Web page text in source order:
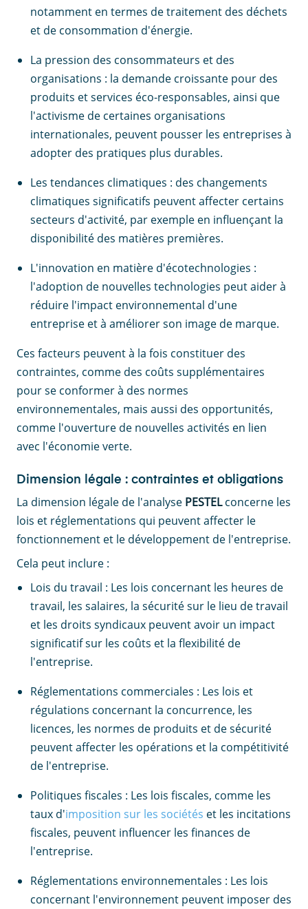
notamment en termes de traitement des déchets
et de consommation d'énergie.
La pression des consommateurs et des
organisations : la demande croissante pour des
produits et services éco-responsables, ainsi que
l'activisme de certaines organisations
internationales, peuvent pousser les entreprises à
adopter des pratiques plus durables.
Les tendances climatiques : des changements
climatiques significatifs peuvent affecter certains
secteurs d'activité, par exemple en influençant la
disponibilité des matières premières.
L'innovation en matière d'écotechnologies :
l'adoption de nouvelles technologies peut aider à
réduire l'impact environnemental d'une
entreprise et à améliorer son image de marque.
Ces facteurs peuvent à la fois constituer des
contraintes, comme des coûts supplémentaires
pour se conformer à des normes
environnementales, mais aussi des opportunités,
comme l'ouverture de nouvelles activités en lien
avec l'économie verte.
Dimension légale : contraintes et obligations
La dimension légale de l'analyse PESTELconcerne les
lois et réglementations qui peuvent affecter le
fonctionnement et le développement de l'entreprise.
Cela peut inclure :
Lois du travail : Les lois concernant les heures de
travail, les salaires, la sécurité sur le lieu de travail
et les droits syndicaux peuvent avoir un impact
significatif sur les coûts et la flexibilité de
l'entreprise.
Réglementations commerciales : Les lois et
régulations concernant la concurrence, les
licences, les normes de produits et de sécurité
peuvent affecter les opérations et la compétitivité
de l'entreprise.
Politiques fiscales : Les lois fiscales, comme les
taux d'imposition sur les sociétés et les incitations
fiscales, peuvent influencer les finances de
l'entreprise.
Réglementations environnementales : Les lois
concernant l'environnement peuvent imposer des